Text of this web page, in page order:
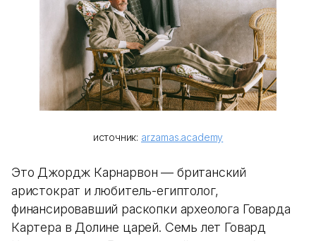
источник: arzamas.academy
Это Джордж Карнарвон — британский
аристократ и любитель-египтолог,
финансировавший раскопки археолога Говарда
Картера в Долине царей. Семь лет Говард